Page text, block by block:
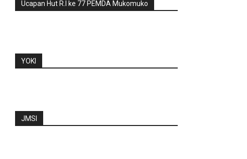
Ucapan Hut R.I ke 77 PEMDA Mukomuko
YOKI
JMSI